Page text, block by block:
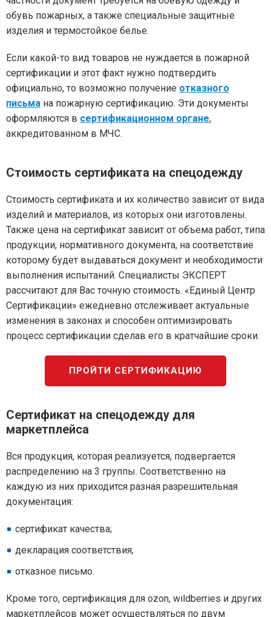
обувь пожарных, а также специальные защитные
изделия и термостойкое белье.
Если какой-то вид товаров не нуждается в пожарной
сертификации и этот факт нужно подтвердить
официально, то возможно получение отказного
письма на пожарную сертификацию. Эти документы
оформляются в сертификационном органе,
аккредитованном в МЧС.
Стоимость сертификата на спецодежду
Стоимость сертификата и их количество зависит от вида
изделий и материалов, из которых они изготовлены.
Также цена на сертификат зависит от объема работ, типа
продукции, нормативного документа, на соответствие
которому будет выдаваться документ и необходимости
выполнения испытаний. Специалисты ЭКСПЕРТ
рассчитают для Вас точную стоимость. «Единый Центр
Сертификации» ежедневно отслеживает актуальные
изменения в законах и способен оптимизировать
процесс сертификации сделав его в кратчайшие сроки.
ПРОЙТИ СЕРТИФИКАЦИЮ
Сертификат на спецодежду для
маркетплейса
Вся продукция, которая реализуется, подвергается
распределению на 3 группы. Соответственно на
каждую из них приходится разная разрешительная
документация:
сертификат качества;
декларация соответствия;
отказное письмо.
Кроме того, сертификация для ozon, wildberries и других
маркетплейсов может осуществляться по двум